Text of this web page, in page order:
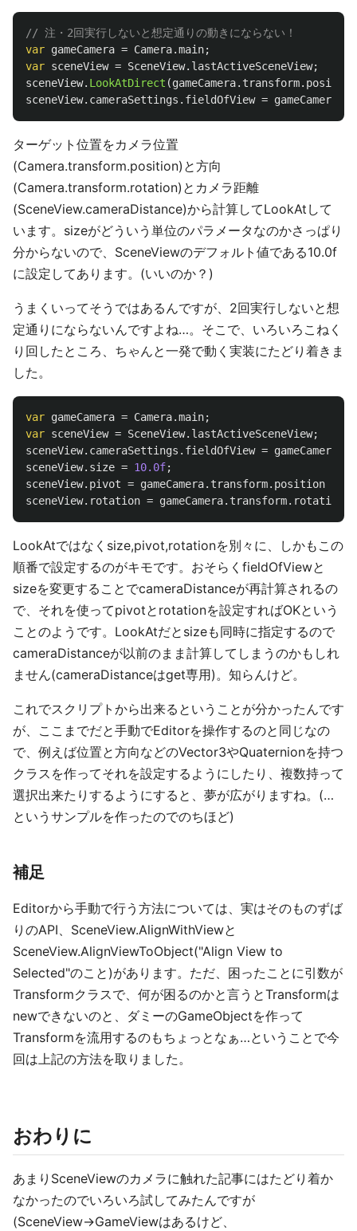
// 注・2回実行しないと想定通りの動きにならない！
var gameCamera = Camera.main;
var sceneView = SceneView. lastActiveSceneView;
sceneView. LookAtDirect (gameCamera. transform. position
sceneView. cameraSettings . fieldOfView = gameCamera
ターゲット位置をカメラ位置
(Camera.transform.position)と方向
(Camera.transform.rotation)とカメラ距離
(SceneView.cameraDistance)から計算してLookAtして
います。sizeがどういう単位のパラメータなのかさっぱり
分からないので、SceneViewのデフォルト値である10.0f
に設定してあります。(いいのか？)
うまくいってそうではあるんですが、2回実行しないと想
定通りにならないんですよね…。そこで、いろいろこねく
り回したところ、ちゃんと一発で動く実装にたどり着きま
した。
var gameCamera = Camera.main;
var sceneView = SceneView. lastActiveSceneView;
sceneView. cameraSettings . fieldOfView = gameCamera
sceneView. size = 10.0f;
sceneView. pivot = gameCamera. transform. position
sceneView. rotation = gameCamera. transform. rotation
LookAtではなくsize,pivot,rotationを別々に、しかもこの
順番で設定するのがキモです。おそらくfieldOfViewと
sizeを変更することでcameraDistanceが再計算されるの
で、それを使ってpivotとrotationを設定すればOKという
ことのようです。LookAtだとsizeも同時に指定するので
cameraDistanceが以前のまま計算してしまうのかもしれ
ません(cameraDistanceはget専用)。知らんけど。
これでスクリプトから出来るということが分かったんです
が、ここまでだと手動でEditorを操作するのと同じなの
で、例えば位置と方向などのVector3やQuaternionを持つ
クラスを作ってそれを設定するようにしたり、複数持って
選択出来たりするようにすると、夢が広がりますね。(…
というサンプルを作ったのでのちほど)
補足
Editorから手動で行う方法については、実はそのものずば
りのAPI、SceneView.AlignWithViewと
SceneView.AlignViewToObject("Align View to
Selected"のこと)があります。ただ、困ったことに引数が
Transformクラスで、何が困るのかと言うとTransformは
newできないのと、ダミーのGameObjectを作って
Transformを流用するのもちょっとなぁ…ということで今
回は上記の方法を取りました。
おわりに
あまりSceneViewのカメラに触れた記事にはたどり着か
なかったのでいろいろ試してみたんですが
(SceneView→GameViewはあるけど、